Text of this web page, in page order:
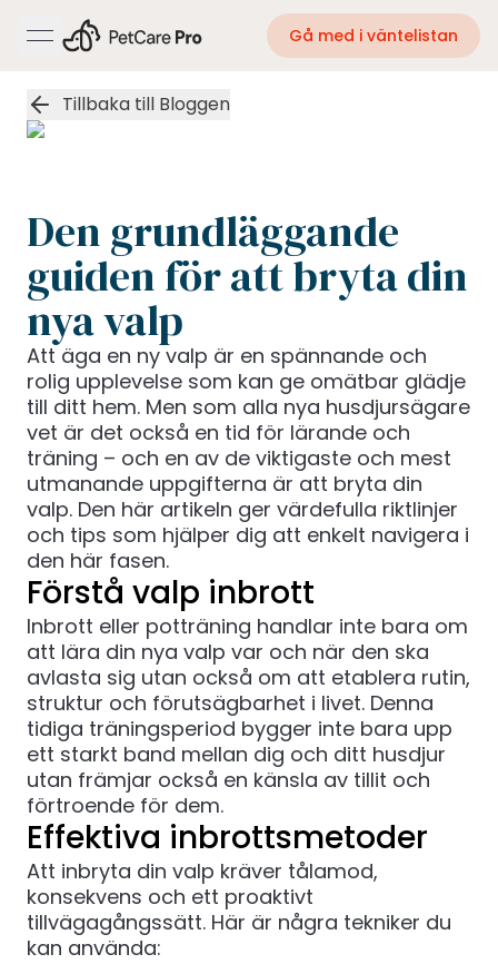
open navigation menu Gå med i väntelistan
Tillbaka till Bloggen
Den grundläggande
guiden för att bryta din
nya valp
Att äga en ny valp är en spännande och
rolig upplevelse som kan ge omätbar glädje
till ditt hem. Men som alla nya husdjursägare
vet är det också en tid för lärande och
träning – och en av de viktigaste och mest
utmanande uppgifterna är att bryta din
valp. Den här artikeln ger värdefulla riktlinjer
och tips som hjälper dig att enkelt navigera i
den här fasen.
Förstå valp inbrott
Inbrott eller potträning handlar inte bara om
att lära din nya valp var och när den ska
avlasta sig utan också om att etablera rutin,
struktur och förutsägbarhet i livet. Denna
tidiga träningsperiod bygger inte bara upp
ett starkt band mellan dig och ditt husdjur
utan främjar också en känsla av tillit och
förtroende för dem.
Effektiva inbrottsmetoder
Att inbryta din valp kräver tålamod,
konsekvens och ett proaktivt
tillvägagångssätt. Här är några tekniker du
kan använda: